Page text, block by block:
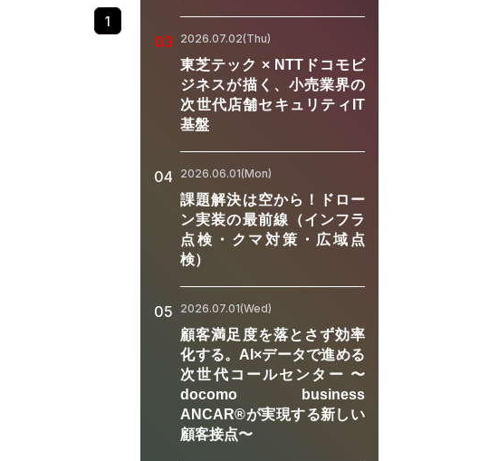
ナーでは、SDV時代
役割と、グローバル
1
03 2026.07.02(Thu)
東芝テック × NTTドコモビ
ジネスが描く、小売業界の
次世代店舗セキュリティIT
基盤
04 2026.06.01(Mon)
課題解決は空から！ドロー
ン実装の最前線（インフラ
点検・クマ対策・広域点
検）
05 2026.07.01(Wed)
顧客満足度を落とさず効率
化する。AI×データで進める
次世代コールセンター 〜
docomo business
ANCAR®が実現する新しい
顧客接点〜